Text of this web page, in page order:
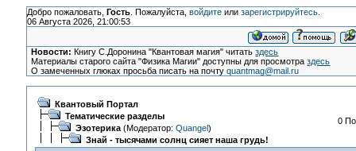
Добро пожаловать, Гость. Пожалуйста, войдитеили зарегистрируйтесь.
06 Августа 2026, 21:00:53
Новости: Книгу С.Доронина "Квантовая магия" читатьздесь
Материалы старого сайта "Физика Магии" доступны для просмотраздесь
О замеченных глюках просьба писать на почтуquantmag@mail.ru
Квантовый Портал
Тематические разделы
Эзотерика(Модератор: Quangel)
Знай - тысячами солнц сияет наша грудь!
0